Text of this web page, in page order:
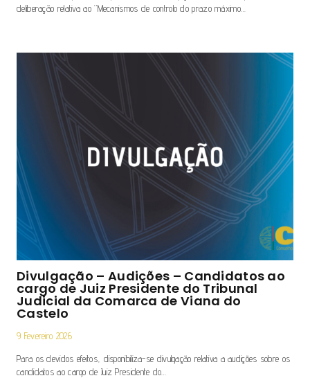
deliberação relativa ao “Mecanismos de controlo do prazo máximo…
Divulgação – Audições – Candidatos ao
cargo de Juiz Presidente do Tribunal
Judicial da Comarca de Viana do
Castelo
9 Fevereiro 2026
Para os devidos efeitos, disponibiliza-se divulgação relativa a audições sobre os
candidatos ao cargo de Juiz Presidente do…